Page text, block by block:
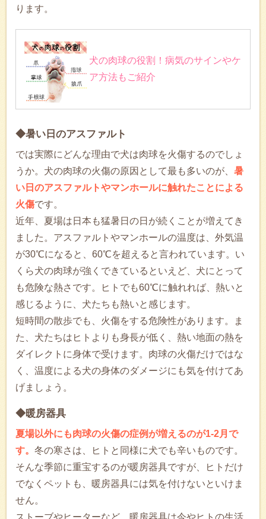
ります。
犬の肉球の役割！病気のサインやケ
ア方法もご紹介
◆暑い日のアスファルト
では実際にどんな理由で犬は肉球を火傷するのでしょ
うか。犬の肉球の火傷の原因として最も多いのが、 暑
い日のアスファルトやマンホールに触れたことによる
火傷です。
近年、夏場は日本も猛暑日の日が続くことが増えてき
ました。アスファルトやマンホールの温度は、外気温
が30℃になると、60℃を超えると言われています。い
くら犬の肉球が強くできているといえど、犬にとって
も危険な熱さです。ヒトでも60℃に触れれば、熱いと
感じるように、犬たちも熱いと感じます。
短時間の散歩でも、火傷をする危険性があります。ま
た、犬たちはヒトよりも身長が低く、熱い地面の熱を
ダイレクトに身体で受けます。肉球の火傷だけではな
く、温度による犬の身体のダメージにも気を付けてあ
げましょう。
◆暖房器具
夏場以外にも肉球の火傷の症例が増えるのが1-2月で
す。 冬の寒さは、ヒトと同様に犬でも辛いものです。
そんな季節に重宝するのが暖房器具ですが、ヒトだけ
でなくペットも、暖房器具には気を付けないといけま
せん。